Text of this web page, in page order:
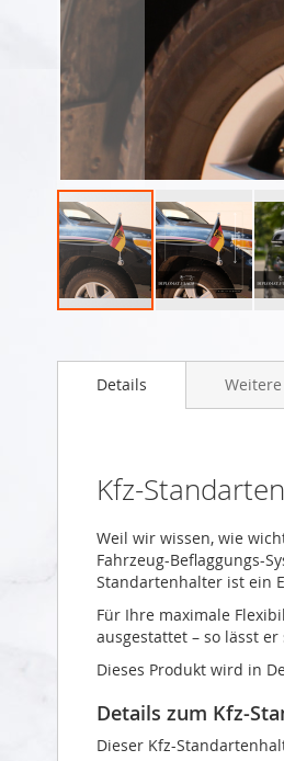
der
Bildgalerie
Details
Kfz-
Weil wir wissen, wie
Fahrzeug-Beflaggungs-
Standartenhalter ist ein
Für Ihre maximale
ausgestattet – so lässt
Dieses Produkt wird in
Details zum Kfz-
Dieser Kfz-